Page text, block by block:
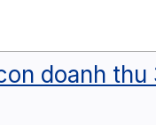
doanh